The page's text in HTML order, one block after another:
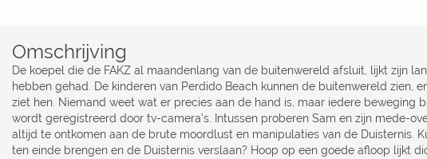
Omschrijving
De koepel die de FAKZ al maandenlang van de buitenwereld afsluit, lijkt zijn
hebben gehad. De kinderen van Perdido Beach kunnen de buitenwereld zien,
ziet hen. Niemand weet wat er precies aan de hand is, maar iedere beweging
wordt geregistreerd door tv-camera's. Intussen proberen Sam en zijn mede-
altijd te ontkomen aan de brute moordlust en manipulaties van de Duisternis.
ten einde brengen en de Duisternis verslaan? Hoop op een goede afloop lijkt